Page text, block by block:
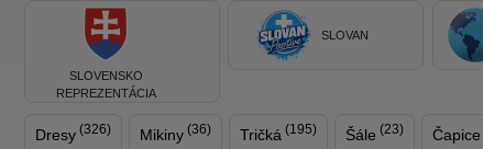
SLOVENSKO
REPREZENTÁCIA
SLOVAN
Dresy (326) Mikiny (36) Tričká (195) Šále (23) Čapice